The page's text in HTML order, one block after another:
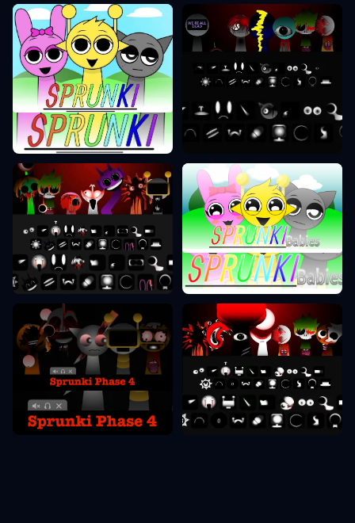
Sprunki Etapas 1
Sprunki Etapas 9
Sprunki Etapas 10 Sprunki Etapas 0
Sprunki Etapas 4 Sprunki Etapas 8